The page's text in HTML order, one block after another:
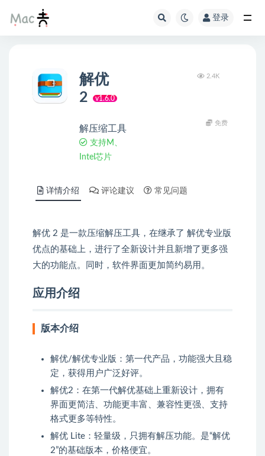
登录
解优
2
v1.6.0
解压缩工具
支持M、
Intel芯片
2.4K
免费
详情介绍 评论建议 常见问题
解优 2 是一款压缩解压工具，在继承了 解优专业版
优点的基础上，进行了全新设计并且新增了更多强
大的功能点。同时，软件界面更加简约易用。
应用介绍
版本介绍
解优/解优专业版：第一代产品，功能强大且稳
定，获得用户广泛好评。
解优2：在第一代解优基础上重新设计，拥有
界面更简洁、功能更丰富、兼容性更强、支持
格式更多等特性。
解优 Lite：轻量级，只拥有解压功能。是“解优
2”的基础版本，价格便宜。